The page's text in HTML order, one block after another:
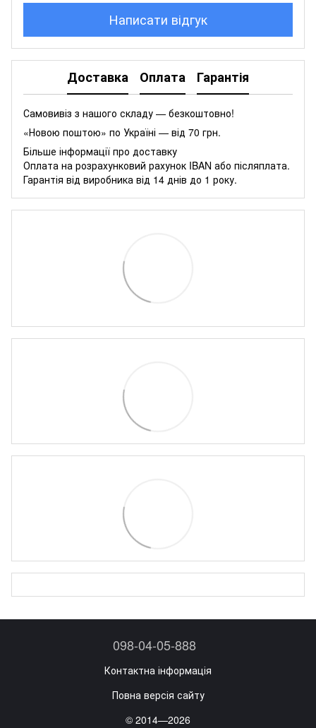
Написати відгук
Доставка Оплата Гарантія
Самовивіз з нашого складу — безкоштовно!
«Новою поштою» по Україні — від 70 грн.
Більше інформації про доставку
Оплата на розрахунковий рахунок IBAN або післяплата.
Гарантія від виробника від 14 днів до 1 року.
098-04-05-888
Контактна інформація
Повна версія сайту
© 2014—2026